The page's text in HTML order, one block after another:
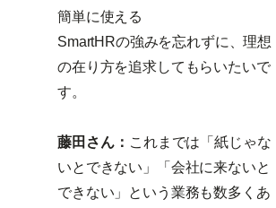
簡単に使える
SmartHRの強みを忘れずに、理想
の在り方を追求してもらいたいで
す。
藤田さん： これまでは「紙じゃな
いとできない」「会社に来ないと
できない」という業務も数多くあ